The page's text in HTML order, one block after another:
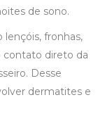
de sono.
lençóis, fronhas,
contato direto da
Desse
dermatites e